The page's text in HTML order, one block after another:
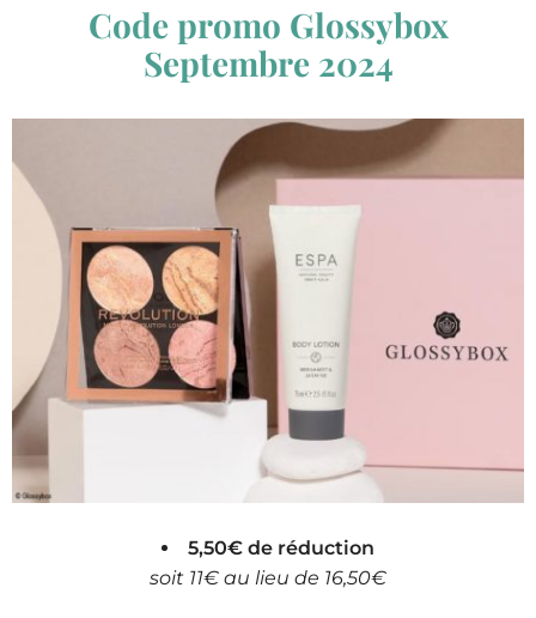
Code promo Glossybox
Septembre 2024
5,50€ de réduction
soit 11€ au lieu de 16,50€